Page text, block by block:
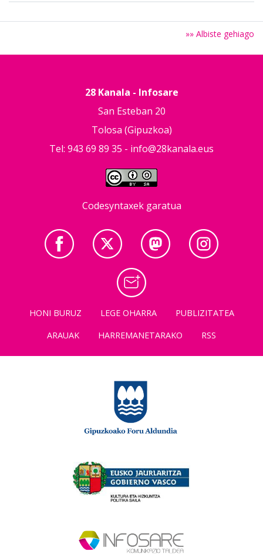
»» Albiste gehiago
28 Kanala - Infosare
San Esteban 20
Tolosa (Gipuzkoa)
Tel: 943 69 89 35 - info@28kanala.eus
Codesyntaxek garatua
HONI BURUZ LEGE OHARRA
PUBLIZITATEA
ARAUAK
HARREMANETARAKO RSS